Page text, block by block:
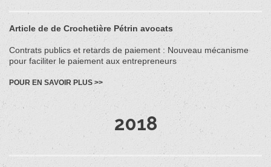
Article de de Crochetière Pétrin avocats
Contrats publics et retards de paiement : Nouveau mécanisme
pour faciliter le paiement aux entrepreneurs
POUR EN SAVOIR PLUS >>
2018